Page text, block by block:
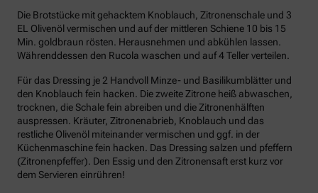
Die Brotstücke mit gehacktem Knoblauch, Zitronenschale und 3
EL Olivenöl vermischen und auf der mittleren Schiene 10 bis 15
Min. goldbraun rösten. Herausnehmen und abkühlen lassen.
Währenddessen den Rucola waschen und auf 4 Teller verteilen.
Für das Dressing je 2 Handvoll Minze- und Basilikumblätter und
den Knoblauch fein hacken. Die zweite Zitrone heiß abwaschen,
trocknen, die Schale fein abreiben und die Zitronenhälften
auspressen. Kräuter, Zitronenabrieb, Knoblauch und das
restliche Olivenöl miteinander vermischen und ggf. in der
Küchenmaschine fein hacken. Das Dressing salzen und pfeffern
(Zitronenpfeffer). Den Essig und den Zitronensaft erst kurz vor
dem Servieren einrühren!